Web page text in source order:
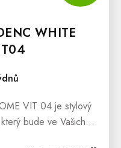
WHITE
VIT 04 je stylový
bude ve Vašich